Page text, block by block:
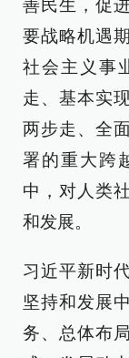
善民生，促
要战略机遇
社会主义事
走、基本实
两步走、全
署的重大跨
中，对人类
和发展。
习近平新时
坚持和发展
务、总体布